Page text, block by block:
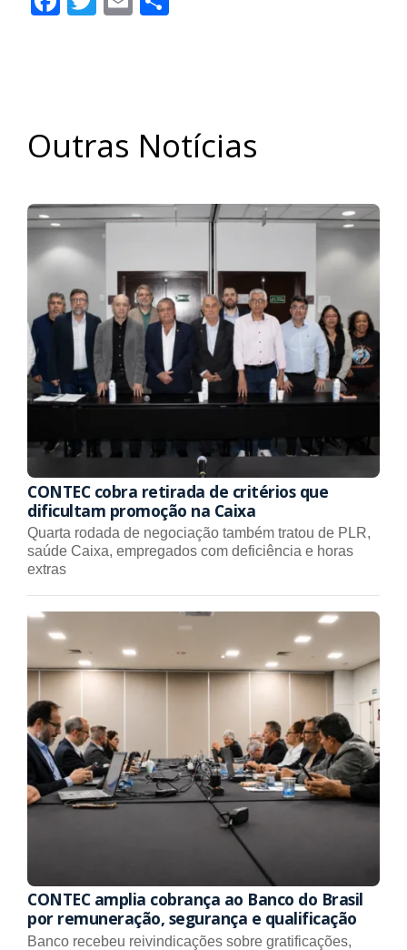
Outras Notícias
CONTEC cobra retirada de critérios que
dificultam promoção na Caixa
Quarta rodada de negociação também tratou de PLR,
saúde Caixa, empregados com deficiência e horas
extras
CONTEC amplia cobrança ao Banco do Brasil
por remuneração, segurança e qualificação
Banco recebeu reivindicações sobre gratificações,